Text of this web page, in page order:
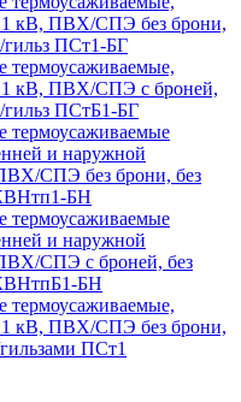
1 кВ, ПВХ/СПЭ без брони,
гильз ПСт1-БГ
термоусаживаемые,
1 кВ, ПВХ/СПЭ с броней,
гильз ПСтБ1-БГ
термоусаживаемые
и наружной
СПЭ без брони, без
БН
термоусаживаемые
и наружной
СПЭ с броней, без
БН
термоусаживаемые,
1 кВ, ПВХ/СПЭ без брони,
ПСт1